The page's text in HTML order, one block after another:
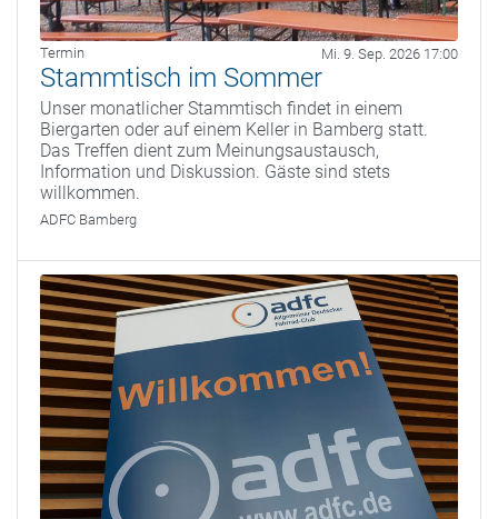
Termin Mi. 9. Sep. 2026 17:00
Stammtisch im Sommer
Unser monatlicher Stammtisch findet in einem
Biergarten oder auf einem Keller in Bamberg statt.
Das Treffen dient zum Meinungsaustausch,
Information und Diskussion. Gäste sind stets
willkommen.
ADFC Bamberg